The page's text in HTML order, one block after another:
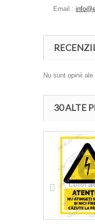
Email :
RECENZII
Nu sunt opinii
30 ALTE